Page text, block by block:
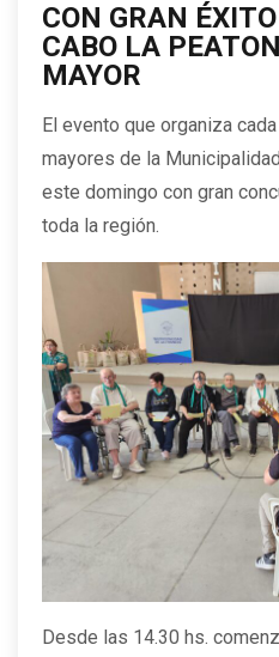
CON GRAN
CABO LA
MAYOR
El evento que organiza
mayores de la
este domingo con gran
toda la región.
Desde las 14.30 hs.